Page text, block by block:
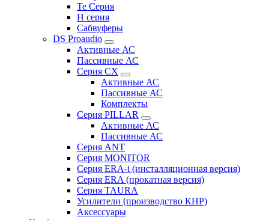
Te Серия
H серия
Сабвуферы
DS Proaudio
Активные АС
Пассивные АС
Серия CX
Активные АС
Пассивные АС
Комплекты
Серия PILLAR
Активные АС
Пассивные АС
Серия ANT
Серия MONITOR
Серия ERA-i (инсталляционная версия)
Серия ERA (прокатная версия)
Серия TAURA
Усилители (производство КНР)
Аксессуары